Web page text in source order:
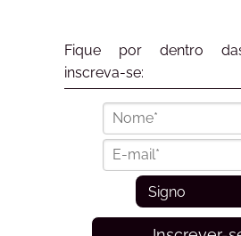
Fique por dentro
inscreva-se: